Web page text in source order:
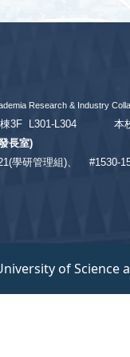
Research & Industry
L棟3F L301-L304 本
長室)
學研管理組)、 #1530-
of Science